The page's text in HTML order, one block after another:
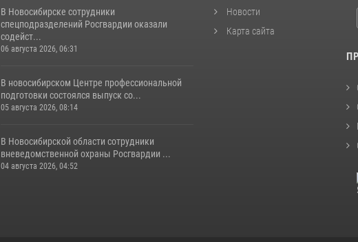
В Новосибирске сотрудники
спецподразделений Росгвардии оказали
содейст...
06 августа 2026, 06:31
В новосибирском Центре профессиональной
подготовки состоялся выпуск со...
05 августа 2026, 08:14
В Новосибирской области сотрудники
вневедомственной охраны Росгвардии ...
04 августа 2026, 04:52
Новости
Карта сайта